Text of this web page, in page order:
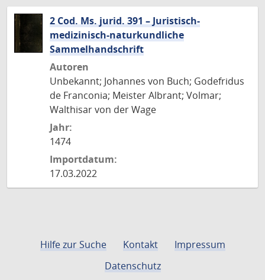
2 Cod. Ms. jurid. 391 – Juristisch-
medizinisch-naturkundliche
Sammelhandschrift
Autoren
Unbekannt; Johannes von Buch; Godefridus
de Franconia; Meister Albrant; Volmar;
Walthisar von der Wage
Jahr:
1474
Importdatum:
17.03.2022
Hilfe zur Suche Kontakt
Impressum
Datenschutz